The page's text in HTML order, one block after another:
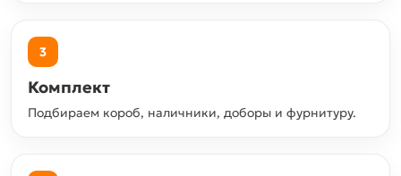
3
Комплект
Подбираем короб, наличники, доборы и фурнитуру.